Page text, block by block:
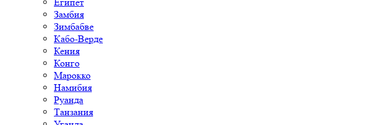
Замбия
Зимбабве
Кабо-Верде
Кения
Конго
Марокко
Намибия
Руанда
Танзания